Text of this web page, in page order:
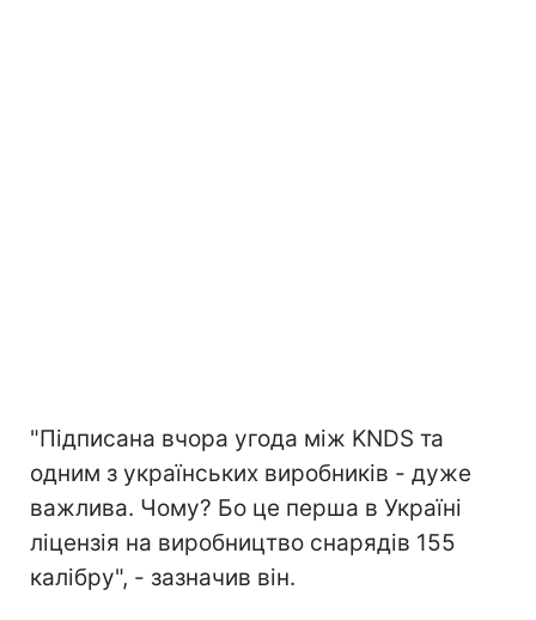
"Підписана вчора угода між KNDS та
одним з українських виробників - дуже
важлива. Чому? Бо це перша в Україні
ліцензія на виробництво снарядів 155
калібру", - зазначив він.